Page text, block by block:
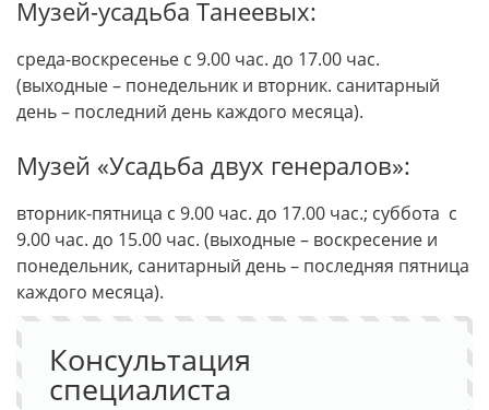
Музей-усадьба Танеевых:
среда-воскресенье с 9.00 час. до 17.00 час.
(выходные – понедельник и вторник. санитарный
день – последний день каждого месяца).
Музей «Усадьба двух генералов»:
вторник-пятница с 9.00 час. до 17.00 час.; суббота с
9.00 час. до 15.00 час. (выходные – воскресение и
понедельник, санитарный день – последняя пятница
каждого месяца).
Консультация
специалиста